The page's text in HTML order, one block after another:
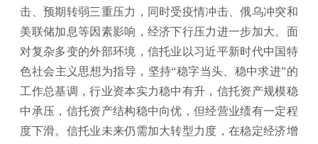
击、预期转弱三重压力，同时受疫情冲击、俄乌冲突和
美联储加息等因素影响，经济下行压力进一步加大。面
对复杂多变的外部环境，信托业以习近平新时代中国特
色社会主义思想为指导，坚持“稳字当头、稳中求进”的
工作总基调，行业资本实力稳中有升，信托资产规模稳
中承压，信托资产结构稳中向优，但经营业绩有一定程
度下滑。信托业未来仍需加大转型力度，在稳定经济增